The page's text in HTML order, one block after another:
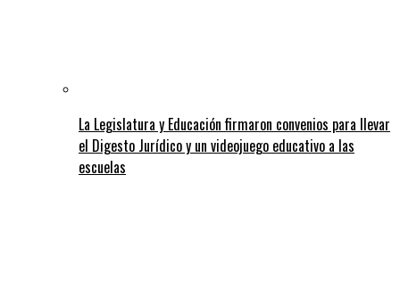
La Legislatura y Educación firmaron convenios para llevar
el Digesto Jurídico y un videojuego educativo a las
escuelas